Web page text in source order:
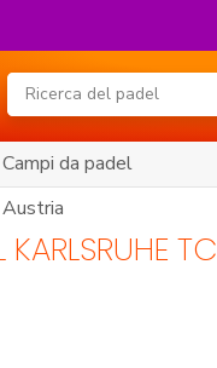
Campi da padel
Austria
KARLSRUHE